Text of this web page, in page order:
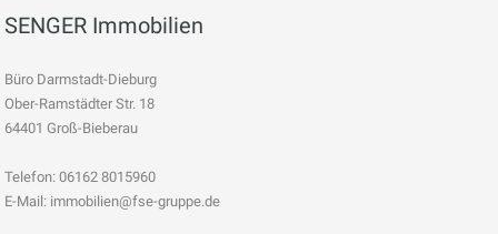
SENGER Immobilien
Büro Darmstadt-Dieburg
Ober-Ramstädter Str. 18
64401 Groß-Bieberau
Telefon: 06162 8015960
E-Mail: immobilien@fse-gruppe.de